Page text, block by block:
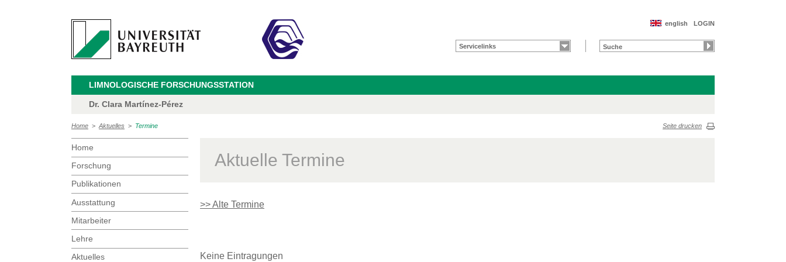
LOGIN
english
Servicelinks
LIMNOLOGISCHE FORSCHUNGSSTATION
Dr. Clara Martínez-Pérez
Home > Aktuelles > Termine Seite drucken
Home
Forschung
Publikationen
Ausstattung
Mitarbeiter
Lehre
Aktuelles
Aktuelle Termine
>> Alte Termine
Keine Eintragungen